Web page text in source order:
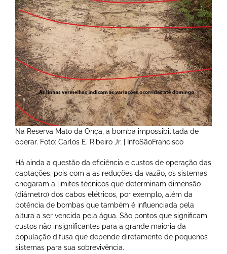
Na Reserva Mato da Onça, a bomba impossibilitada de
operar. Foto: Carlos E. Ribeiro Jr. | InfoSãoFrancisco
Há ainda a questão da eficiência e custos de operação das
captações, pois com a as reduções da vazão, os sistemas
chegaram a limites técnicos que determinam dimensão
(diâmetro) dos cabos elétricos, por exemplo, além da
potência de bombas que também é influenciada pela
altura a ser vencida pela água. São pontos que significam
custos não insignificantes para a grande maioria da
população difusa que depende diretamente de pequenos
sistemas para sua sobrevivência.